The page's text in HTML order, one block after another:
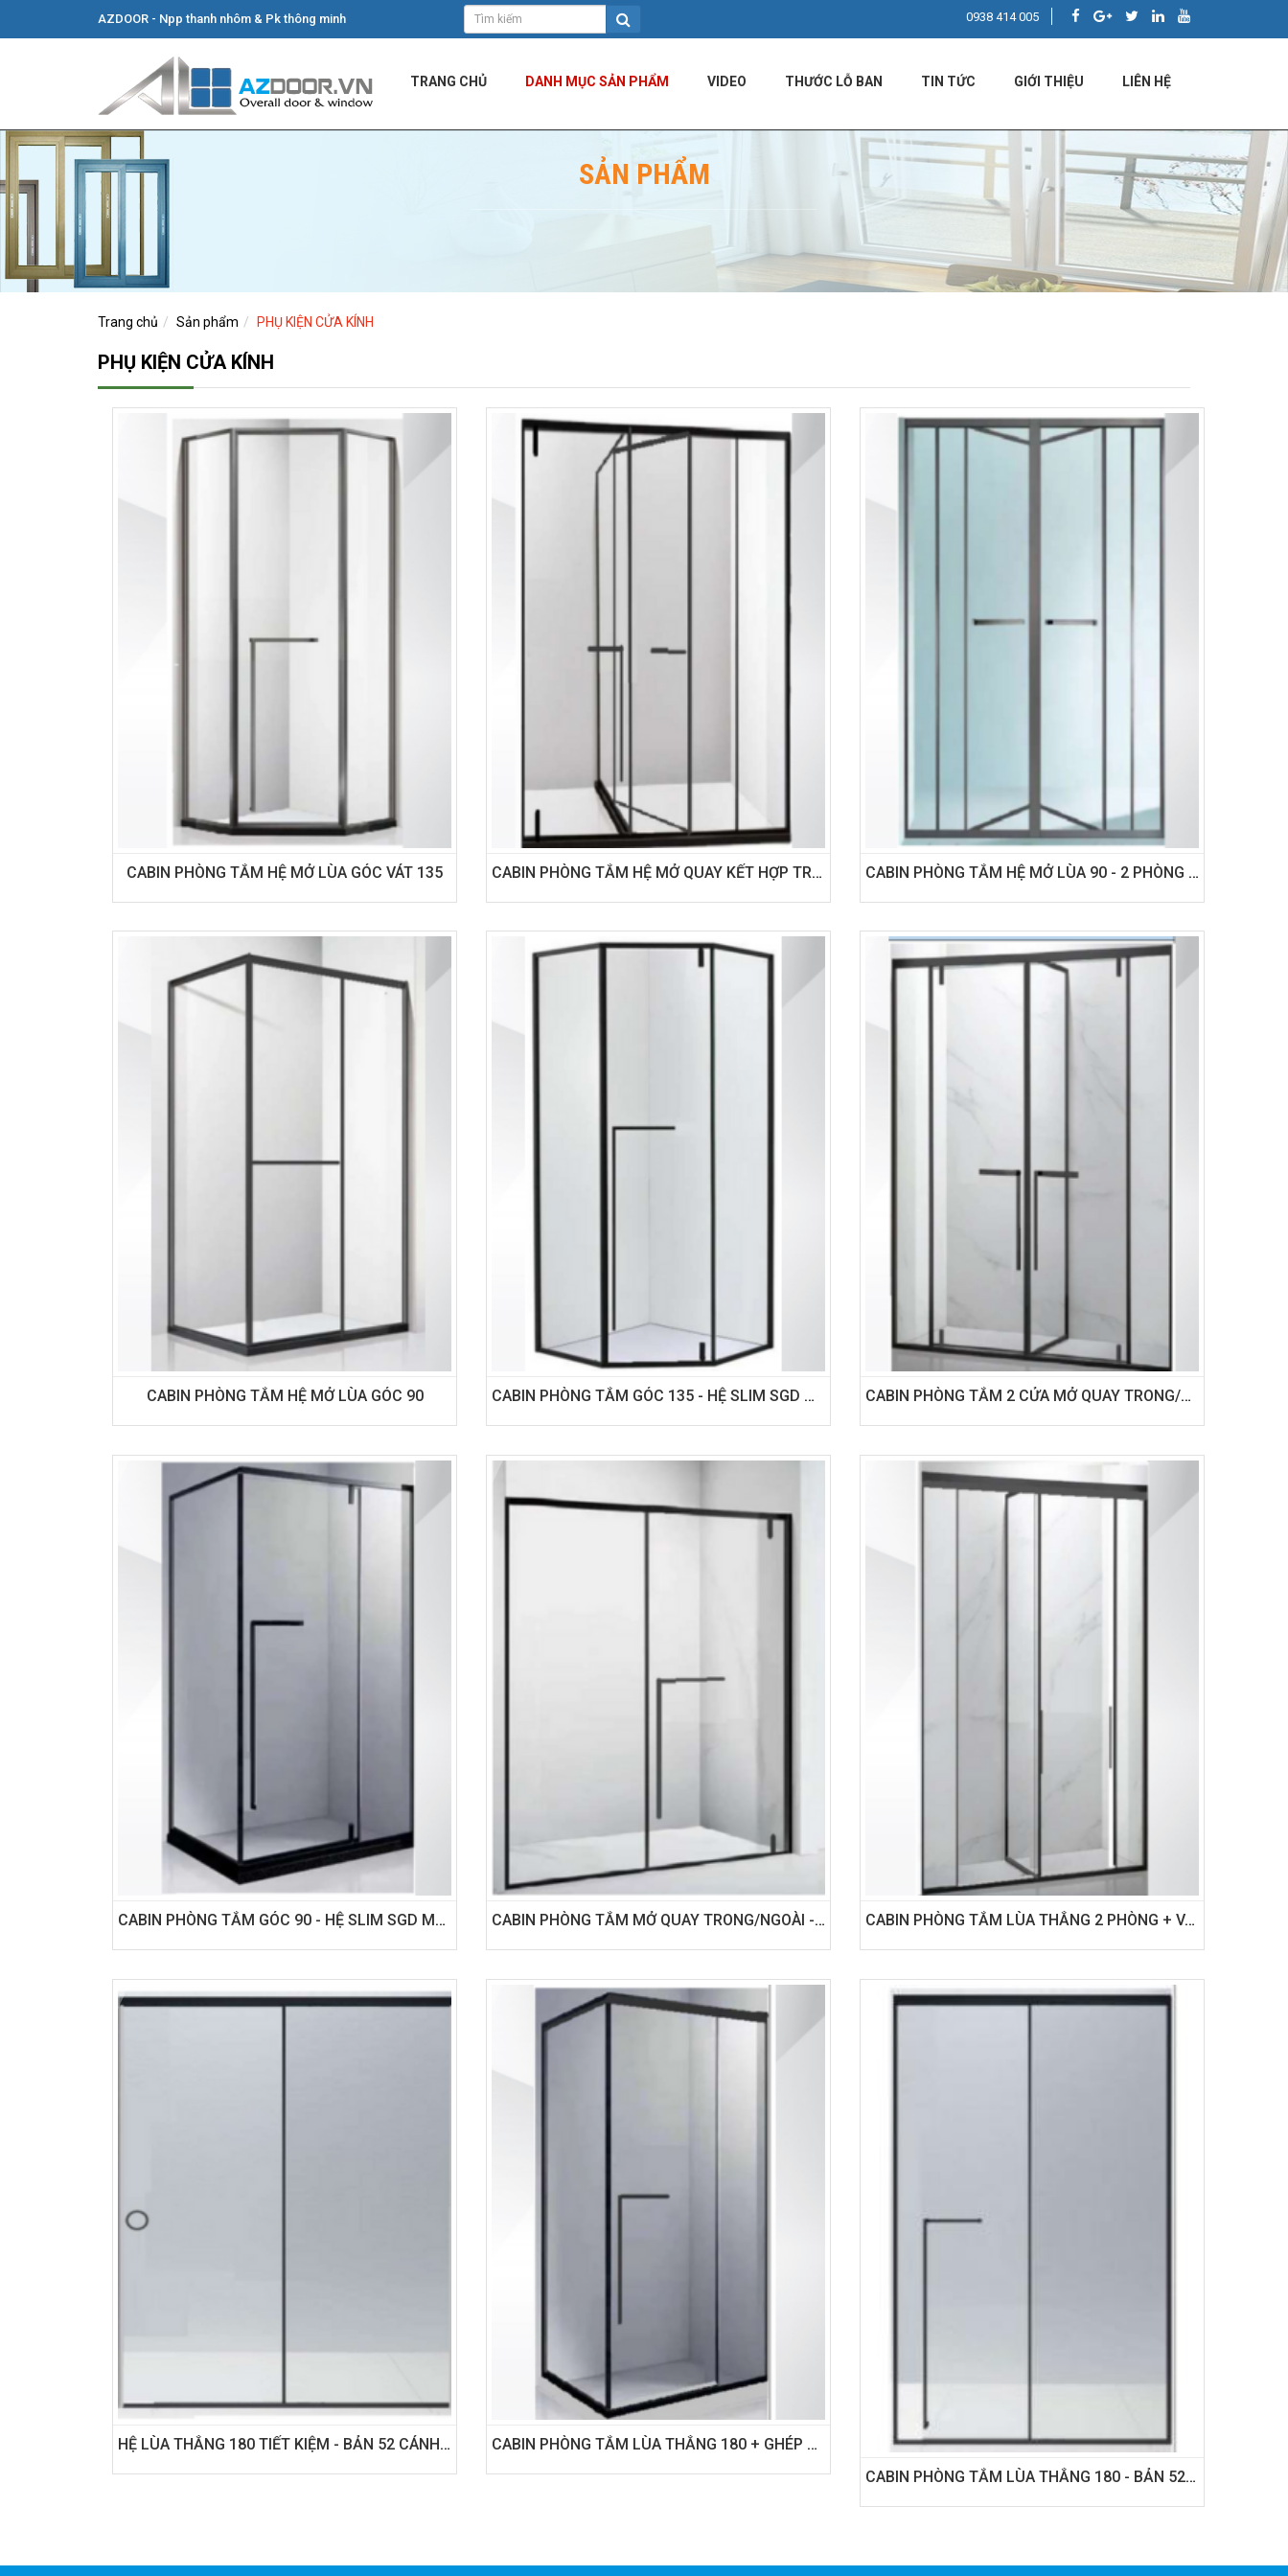
AZDOOR - Npp thanh nhôm & Pk thông minh 0938 414 005
TRANG CHỦ DANH MỤC SẢN PHẨM VIDEO THƯỚC LỖ BAN TIN TỨC GIỚI THIỆU LIÊN HỆ
SẢN PHẨM
Trang chủ Sản phẩm PHỤ KIỆN CỬA KÍNH
PHỤ KIỆN CỬA KÍNH
CABIN PHÒNG TẮM HỆ MỞ LÙA GÓC VÁT 135 CABIN PHÒNG TẮM HỆ MỞ QUAY KẾT HỢP TRƯỢT GÓC - 2 PHÒNG CABIN CABIN PHÒNG TẮM HỆ MỞ LÙA 90 - 2 PHÒNG GHÉP VÁCH
CABIN PHÒNG TẮM HỆ MỞ LÙA GÓC 90 CABIN PHÒNG TẮM GÓC 135 - HỆ SLIM SGD MỞ QUAY TRONG/NGOÀI GÓC 135 CABIN PHÒNG TẮM 2 CỬA MỞ QUAY TRONG/NGOÀI + CHIA PHÒNG VÁCH NGĂN
CABIN PHÒNG TẮM GÓC 90 - HỆ SLIM SGD MỞ QUAY TRONG/NGOÀI CABIN PHÒNG TẮM MỞ QUAY TRONG/NGOÀI - MẪU THẲNG CABIN PHÒNG TẮM LÙA THẲNG 2 PHÒNG + VÁCH NGĂN - BẢN 52 CÁNH LÙA CÓ GIẢM CHẤN 2 CHIỀU
HỆ LÙA THẲNG 180 TIẾT KIỆM - BẢN 52 CÁNH LÙA CÓ GIẢM CHẤN 2 CHIỀU
CABIN PHÒNG TẮM LÙA THẲNG 180 + GHÉP VÁCH GÓC - BẢN 52 CÁNH LÙA CÓ GIẢM CHẤN 2 CHIỀU
CABIN PHÒNG TẮM LÙA THẲNG 180 - BẢN 52 CÁNH LÙA CÓ GIẢM CHẤN 2 CHIỀU